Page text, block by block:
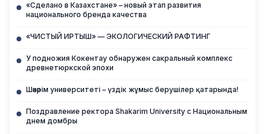
«Сделано в Казахстане» – новый этап развития
национального бренда качества
«ЧИСТЫЙ ИРТЫШ» — ЭКОЛОГИЧЕСКИЙ РАФТИНГ
У подножия Кокентау обнаружен сакральный комплекс
древнетюркской эпохи
Шәкәрім университеті – үздік жұмыс берушілер қатарында!
Поздравление ректора Shakarim University с Национальным
днем домбры